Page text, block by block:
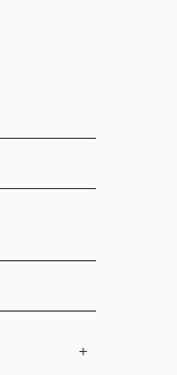
+